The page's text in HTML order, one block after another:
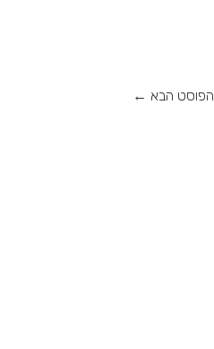
הפוסט הבא ←